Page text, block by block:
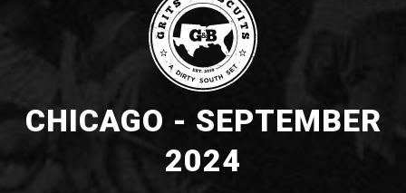
CHICAGO - SEPTEMBER
2024